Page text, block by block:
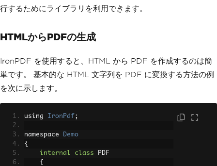
行するためにライブラリを利用できます。
HTMLからPDFの生成
IronPDF を使用すると、HTML から PDF を作成するのは簡
単です。 基本的な HTML 文字列を PDF に変換する方法の例
を次に示します。
using IronPdf ;
namespace
Demo
{
internal
class PDF
{